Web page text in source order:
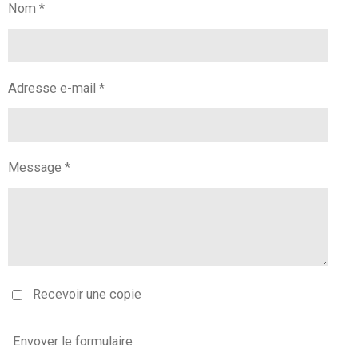
Nom *
Adresse e-mail *
Message *
Recevoir une copie
Envoyer le formulaire